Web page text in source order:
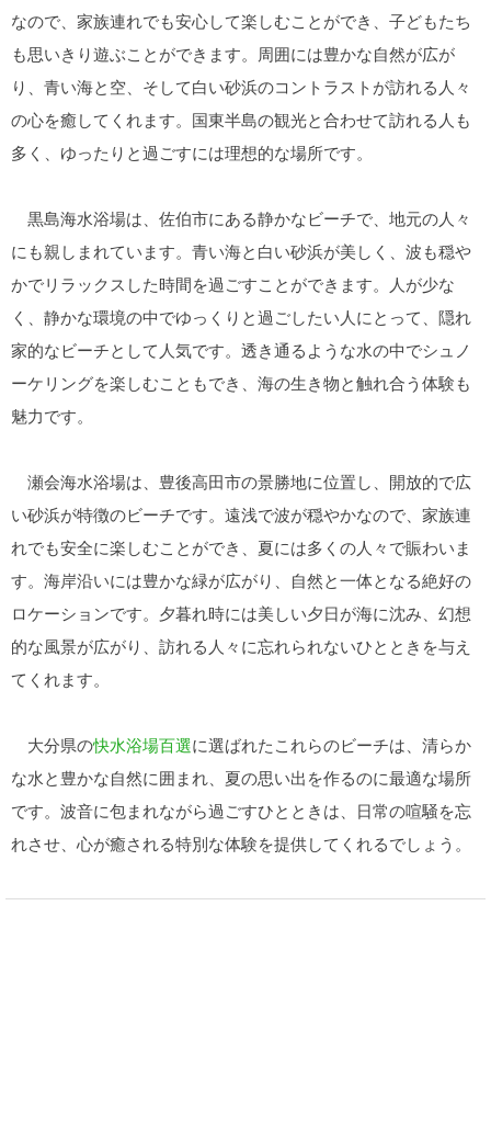
なので、家族連れでも安心して楽しむことができ、子どもたち
も思いきり遊ぶことができます。周囲には豊かな自然が広が
り、青い海と空、そして白い砂浜のコントラストが訪れる人々
の心を癒してくれます。国東半島の観光と合わせて訪れる人も
多く、ゆったりと過ごすには理想的な場所です。
黒島海水浴場は、佐伯市にある静かなビーチで、地元の人々
にも親しまれています。青い海と白い砂浜が美しく、波も穏や
かでリラックスした時間を過ごすことができます。人が少な
く、静かな環境の中でゆっくりと過ごしたい人にとって、隠れ
家的なビーチとして人気です。透き通るような水の中でシュノ
ーケリングを楽しむこともでき、海の生き物と触れ合う体験も
魅力です。
瀬会海水浴場は、豊後高田市の景勝地に位置し、開放的で広
い砂浜が特徴のビーチです。遠浅で波が穏やかなので、家族連
れでも安全に楽しむことができ、夏には多くの人々で賑わいま
す。海岸沿いには豊かな緑が広がり、自然と一体となる絶好の
ロケーションです。夕暮れ時には美しい夕日が海に沈み、幻想
的な風景が広がり、訪れる人々に忘れられないひとときを与え
てくれます。
大分県の快水浴場百選に選ばれたこれらのビーチは、清らか
な水と豊かな自然に囲まれ、夏の思い出を作るのに最適な場所
です。波音に包まれながら過ごすひとときは、日常の喧騒を忘
れさせ、心が癒される特別な体験を提供してくれるでしょう。